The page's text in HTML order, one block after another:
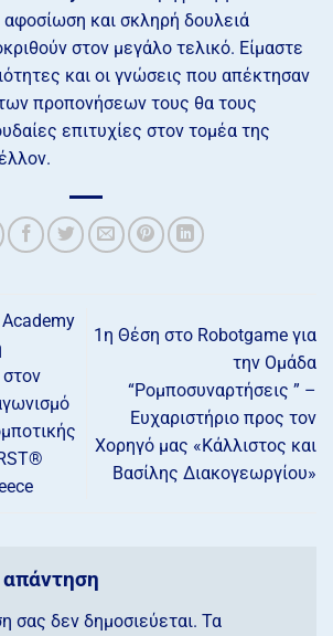
αφοσίωση και σκληρή δουλειά
στον μεγάλο τελικό. Είμαστε
και οι γνώσεις που απέκτησαν
προπονήσεων τους θα τους
επιτυχίες στον τομέα της
1η Θέση στο Robotgame για
την Ομάδα
“Ρομποσυναρτήσεις ” –
Ευχαριστήριο προς τον
Χορηγό μας «Κάλλιστος και
Βασίλης Διακογεωργίου»
σας δεν δημοσιεύεται. Τα